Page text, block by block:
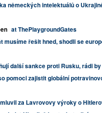
německých intelektuálů o
at ThePlaygroundGates
musíme řešit hned, shodli se
další sankce proti Rusku, rádi
pomoci zajistit globální
za Lavrovovy výroky o